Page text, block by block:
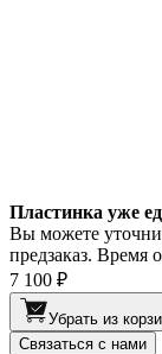
Пластинка уже
Вы можете
предзаказ. Время
7 100 ₽
Убрать из
Связаться с нами